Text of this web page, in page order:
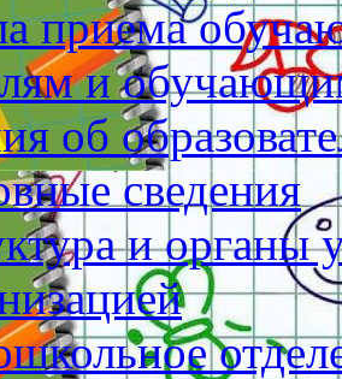
приема
и
об
сведения
и органы